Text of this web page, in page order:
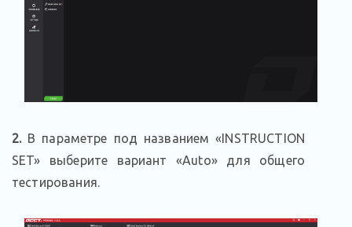
2.В параметре под названием «INSTRUCTION
SET» выберите вариант «Auto» для общего
тестирования.